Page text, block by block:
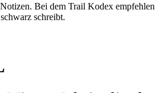
Bei dem Trail Kodex empfehlen
schreibt.